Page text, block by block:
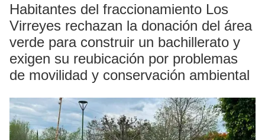
Habitantes del fraccionamiento Los
Virreyes rechazan la donación del área
verde para construir un bachillerato y
exigen su reubicación por problemas
de movilidad y conservación ambiental